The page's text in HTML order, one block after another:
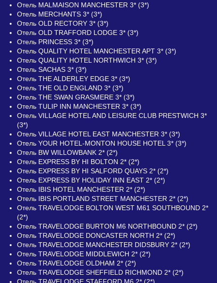
Отель MALMAISON MANCHESTER 3* (3*)
Отель MERCHANTS 3* (3*)
Отель OLD RECTORY 3* (3*)
Отель OLD TRAFFORD LODGE 3* (3*)
Отель PRINCESS 3* (3*)
Отель QUALITY HOTEL MANCHESTER APT 3* (3*)
Отель QUALITY HOTEL NORTHWICH 3* (3*)
Отель SACHAS 3* (3*)
Отель THE ALDERLEY EDGE 3* (3*)
Отель THE OLD ENGLAND 3* (3*)
Отель THE SWAN GRASMERE 3* (3*)
Отель TULIP INN MANCHESTER 3* (3*)
Отель VILLAGE HOTEL AND LEISURE CLUB PRESTWICH 3*
(3*)
Отель VILLAGE HOTEL EAST MANCHESTER 3* (3*)
Отель YOUR HOTEL-MONTON HOUSE HOTEL 3* (3*)
Отель BW WILLOWBANK 2* (2*)
Отель EXPRESS BY HI BOLTON 2* (2*)
Отель EXPRESS BY HI SALFORD QUAYS 2* (2*)
Отель EXPRESS BY HOLIDAY INN EAST 2* (2*)
Отель IBIS HOTEL MANCHESTER 2* (2*)
Отель IBIS PORTLAND STREET MANCHESTER 2* (2*)
Отель TRAVELODGE BOLTON WEST M61 SOUTHBOUND 2*
(2*)
Отель TRAVELODGE BURTON M6 NORTHBOUND 2* (2*)
Отель TRAVELODGE DONCASTER NORTH 2* (2*)
Отель TRAVELODGE MANCHESTER DIDSBURY 2* (2*)
Отель TRAVELODGE MIDDLEWICH 2* (2*)
Отель TRAVELODGE OLDHAM 2* (2*)
Отель TRAVELODGE SHEFFIELD RICHMOND 2* (2*)
Отель TRAVELODGE STAFFORD M6 2* (2*)